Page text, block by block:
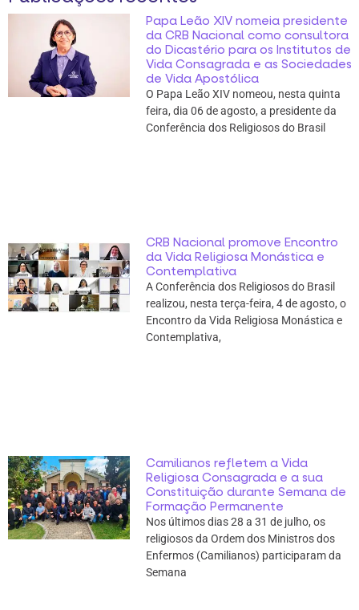
Papa Leão XIV nomeia presidente
da CRB Nacional como consultora
do Dicastério para os Institutos de
Vida Consagrada e as Sociedades
de Vida Apostólica
O Papa Leão XIV nomeou, nesta quinta
feira, dia 06 de agosto, a presidente da
Conferência dos Religiosos do Brasil
CRB Nacional promove Encontro
da Vida Religiosa Monástica e
Contemplativa
A Conferência dos Religiosos do Brasil
realizou, nesta terça-feira, 4 de agosto, o
Encontro da Vida Religiosa Monástica e
Contemplativa,
Camilianos refletem a Vida
Religiosa Consagrada e a sua
Constituição durante Semana de
Formação Permanente
Nos últimos dias 28 a 31 de julho, os
religiosos da Ordem dos Ministros dos
Enfermos (Camilianos) participaram da
Semana